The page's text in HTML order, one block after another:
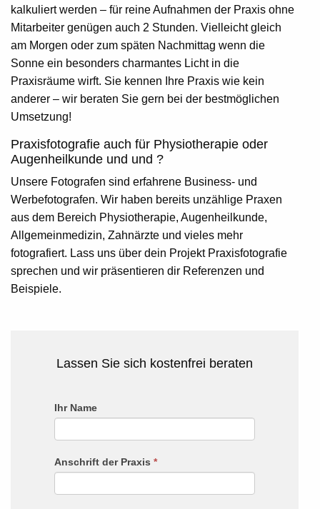
kalkuliert werden – für reine Aufnahmen der Praxis ohne
Mitarbeiter genügen auch 2 Stunden. Vielleicht gleich
am Morgen oder zum späten Nachmittag wenn die
Sonne ein besonders charmantes Licht in die
Praxisräume wirft. Sie kennen Ihre Praxis wie kein
anderer – wir beraten Sie gern bei der bestmöglichen
Umsetzung!
Praxisfotografie auch für Physiotherapie oder
Augenheilkunde und und ?
Unsere Fotografen sind erfahrene Business- und
Werbefotografen. Wir haben bereits unzählige Praxen
aus dem Bereich Physiotherapie, Augenheilkunde,
Allgemeinmedizin, Zahnärzte und vieles mehr
fotografiert. Lass uns über dein Projekt Praxisfotografie
sprechen und wir präsentieren dir Referenzen und
Beispiele.
Lassen Sie sich kostenfrei beraten
Praxisfotografie
Ihr Name
Anschrift der Praxis *
Falls
bist,